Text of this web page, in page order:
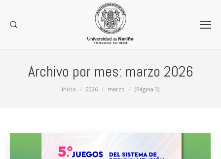
Archivo por mes: marzo 2026
Inicio 2026 marzo (Página 3)